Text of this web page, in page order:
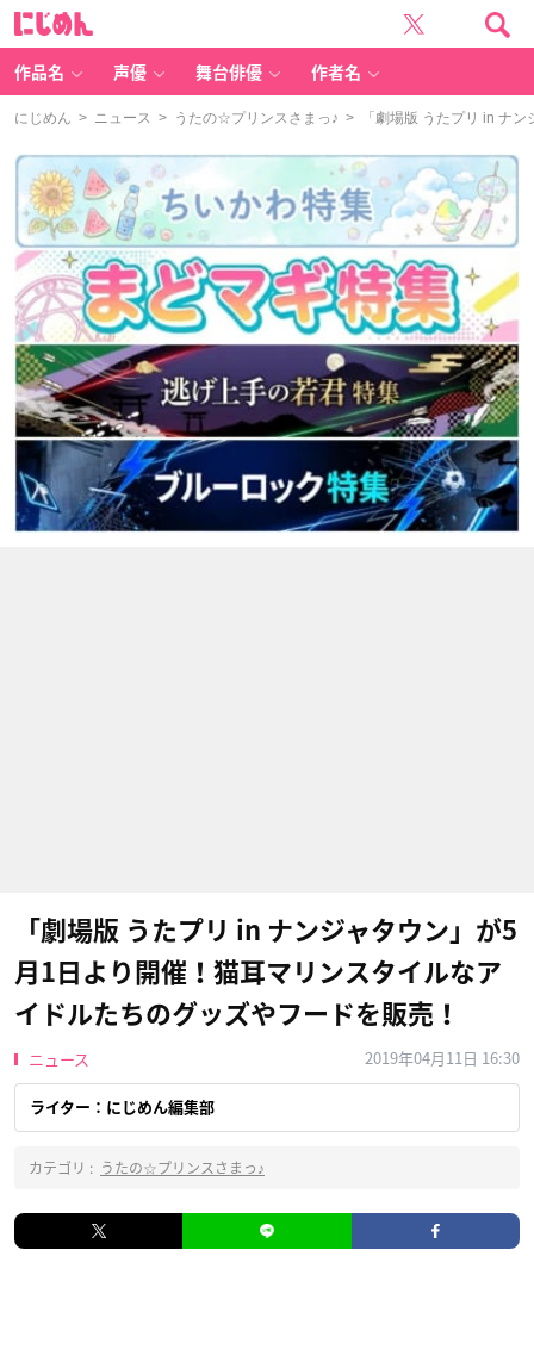
作品名 声優 舞台俳優 作者名
にじめん > ニュース > うたの☆プリンスさまっ♪ > 「劇場版 うたプリ in ナン
「劇場版 うたプリ in ナンジャタウン」が5
月1日より開催！猫耳マリンスタイルなア
イドルたちのグッズやフードを販売！
ニュース 2019年04月11日 16:30
ライター：にじめん編集部
カテゴリ : うたの☆プリンスさまっ♪